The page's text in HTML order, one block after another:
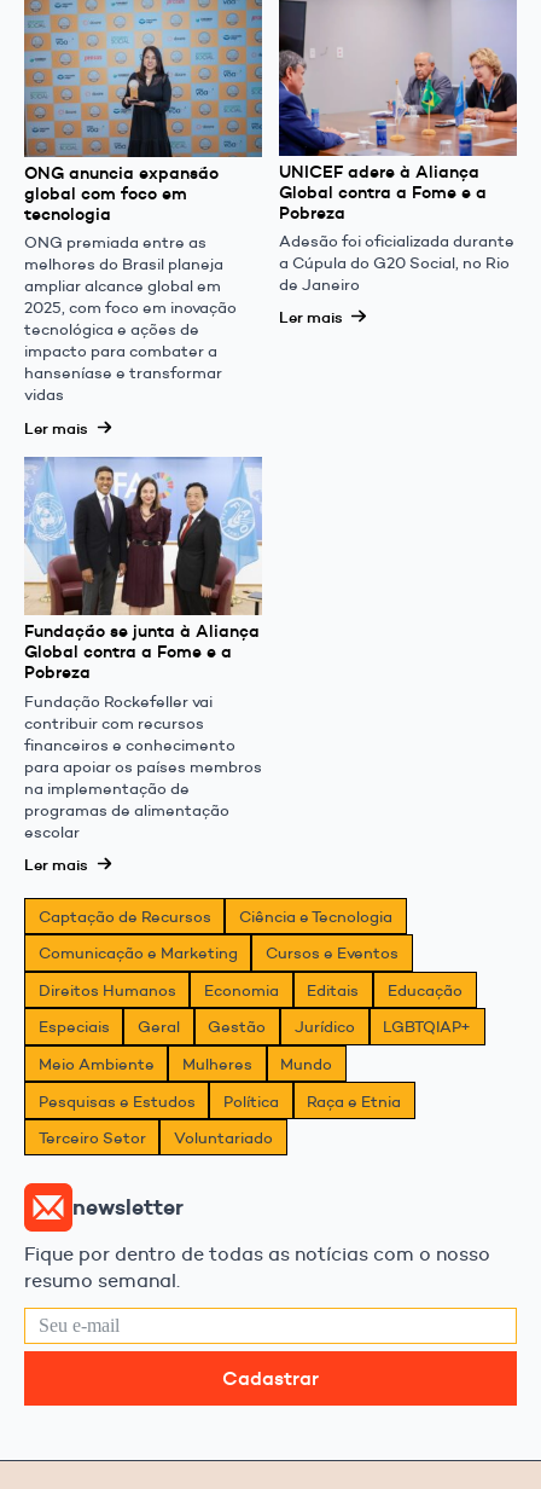
ONG anuncia expansão
global com foco em
tecnologia
ONG premiada entre as
melhores do Brasil planeja
ampliar alcance global em
2025, com foco em inovação
tecnológica e ações de
impacto para combater a
hanseníase e transformar
vidas
Ler mais
UNICEF adere à Aliança
Global contra a Fome e a
Pobreza
Adesão foi oficializada durante
a Cúpula do G20 Social, no Rio
de Janeiro
Ler mais
Fundação se junta à Aliança
Global contra a Fome e a
Pobreza
Fundação Rockefeller vai
contribuir com recursos
financeiros e conhecimento
para apoiar os países membros
na implementação de
programas de alimentação
escolar
Ler mais
Captação de Recursos
Ciência e Tecnologia
Comunicação e Marketing
Cursos e Eventos
Direitos Humanos
Economia Editais
Educação
Especiais
Geral Gestão Jurídico
LGBTQIAP+
Meio Ambiente
Mulheres
Mundo
Pesquisas e Estudos
Política
Raça e Etnia
Terceiro Setor
Voluntariado
newsletter
Fique por dentro de todas as notícias com o nosso
resumo semanal.
Cadastrar